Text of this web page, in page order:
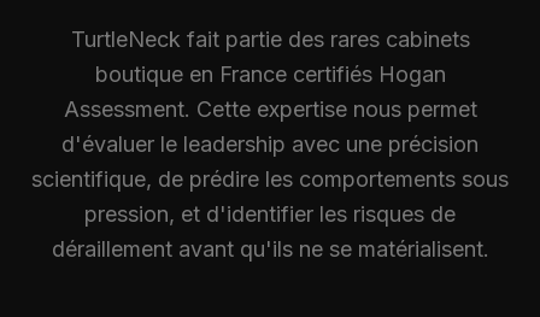
TurtleNeck fait partie des rares cabinets
boutique en France certifiés Hogan
Assessment. Cette expertise nous permet
d'évaluer le leadership avec une précision
scientifique, de prédire les comportements sous
pression, et d'identifier les risques de
déraillement avant qu'ils ne se matérialisent.